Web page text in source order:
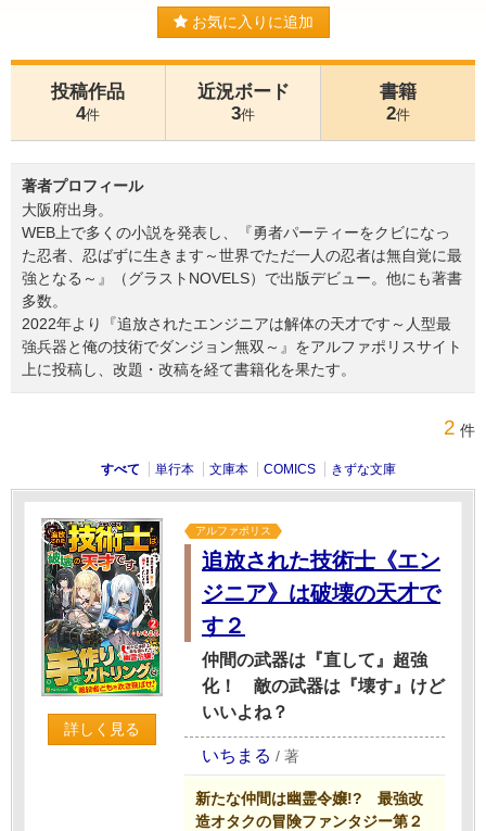
お気に入りに追加
投稿作品
4件
近況ボード
3件
書籍
2件
著者プロフィール
大阪府出身。
WEB上で多くの小説を発表し、『勇者パーティーをクビになっ
た忍者、忍ばずに生きます～世界でただ一人の忍者は無自覚に最
強となる～』（グラストNOVELS）で出版デビュー。他にも著書
多数。
2022年より『追放されたエンジニアは解体の天才です～人型最
強兵器と俺の技術でダンジョン無双～』をアルファポリスサイト
上に投稿し、改題・改稿を経て書籍化を果たす。
2 件
すべて 単行本 文庫本 COMICS きずな文庫
詳しく見る
アルファポリス
追放された技術士《エン
ジニア》は破壊の天才で
す２
仲間の武器は『直して』超強
化！ 敵の武器は『壊す』けど
いいよね？
いちまる / 著
新たな仲間は幽霊令嬢!? 最強改
造オタクの冒険ファンタジー第２